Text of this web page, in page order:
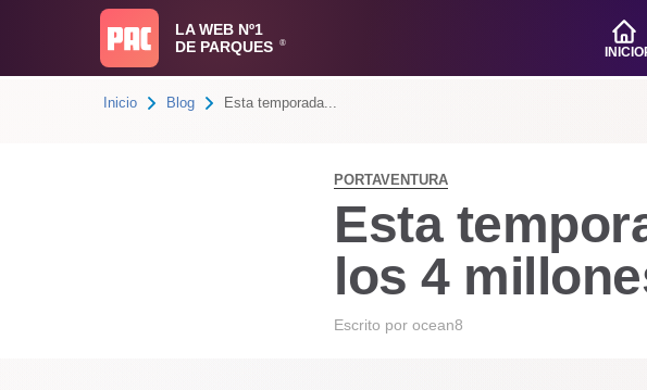
LA WEB Nº1
DE PARQUES
®
INICIO
Inicio Blog Esta temporada...
PORTAVENTURA
Esta
los 4
Escrito por ocean8